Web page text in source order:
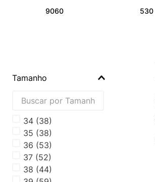
9060 530
Tamanho
34 (38)
35 (38)
36 (53)
37 (52)
38 (44)